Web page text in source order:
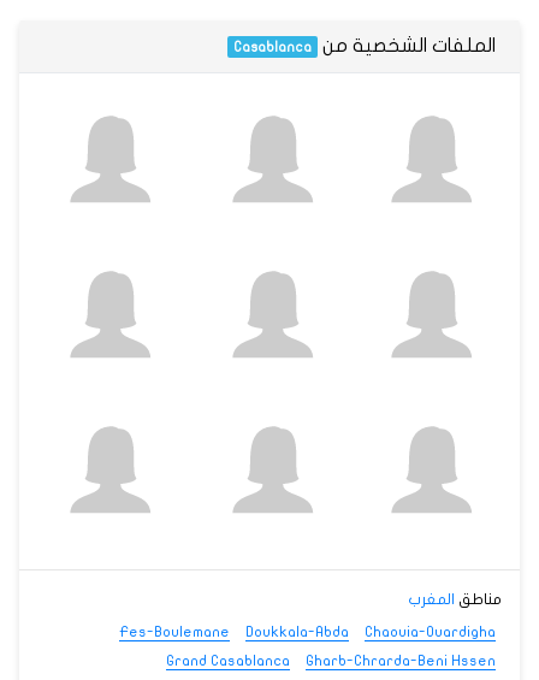
الملفات الشخصية من Casablanca
مناطق المغرب
Chaouia-Ouardigha
Doukkala-Abda
Fes-Boulemane
Gharb-Chrarda-Beni Hssen
Grand Casablanca